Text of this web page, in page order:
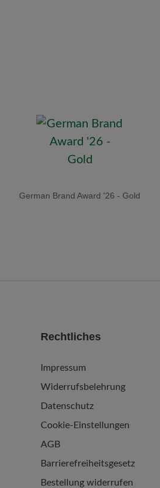
German Brand Award '26 - Gold
Rechtliches
Impressum
Widerrufsbelehrung
Datenschutz
Cookie-Einstellungen
AGB
Barrierefreiheitsgesetz
Bestellung widerrufen